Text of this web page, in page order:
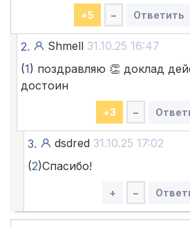
+5 – Ответить
2. Shmell 31.10.25 16:47
(1) поздравляю 👏 доклад
достоин
+3 –
3. dsdred 31.10.25 17:02
(2)Спасибо!
+ –